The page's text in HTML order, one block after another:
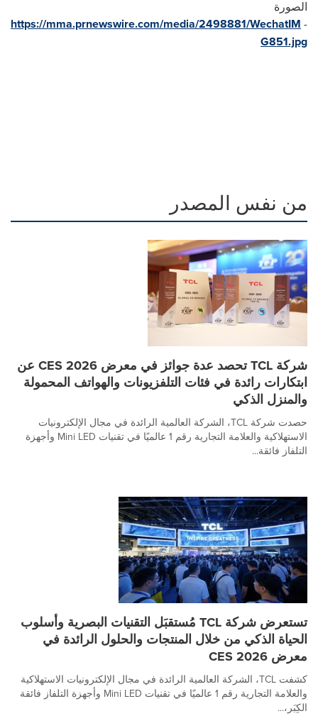
الصورة
-
https://mma.prnewswire.com/media/2498881/WechatIM
G851.jpg
من نفس المصدر
شركة TCL تحصد عدة جوائز في معرض CES 2026 عن
ابتكارات رائدة في فئات التلفزيونات والهواتف المحمولة
والمنزل الذكي
حصدت شركة TCL، الشركة العالمية الرائدة في مجال الإلكترونيات
الاستهلاكية والعلامة التجارية رقم 1 عالميًا في تقنيات Mini LED وأجهزة
التلفاز فائقة...
تستعرض شركة TCL مُستقبَل التقنيات البصرية وأسلوب
الحياة الذكي من خلال المنتجات والحلول الرائدة في
معرض CES 2026
كشفت TCL، الشركة العالمية الرائدة في مجال الإلكترونيات الاستهلاكية
والعلامة التجارية رقم 1 عالميًا في تقنيات Mini LED وأجهزة التلفاز فائقة
الكِبَر،...